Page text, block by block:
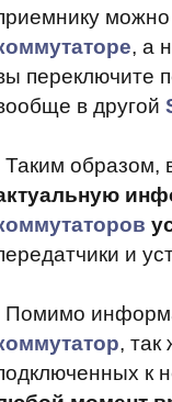
, а
переключите
в другой
Таким образом,
и
Помимо
, так
к